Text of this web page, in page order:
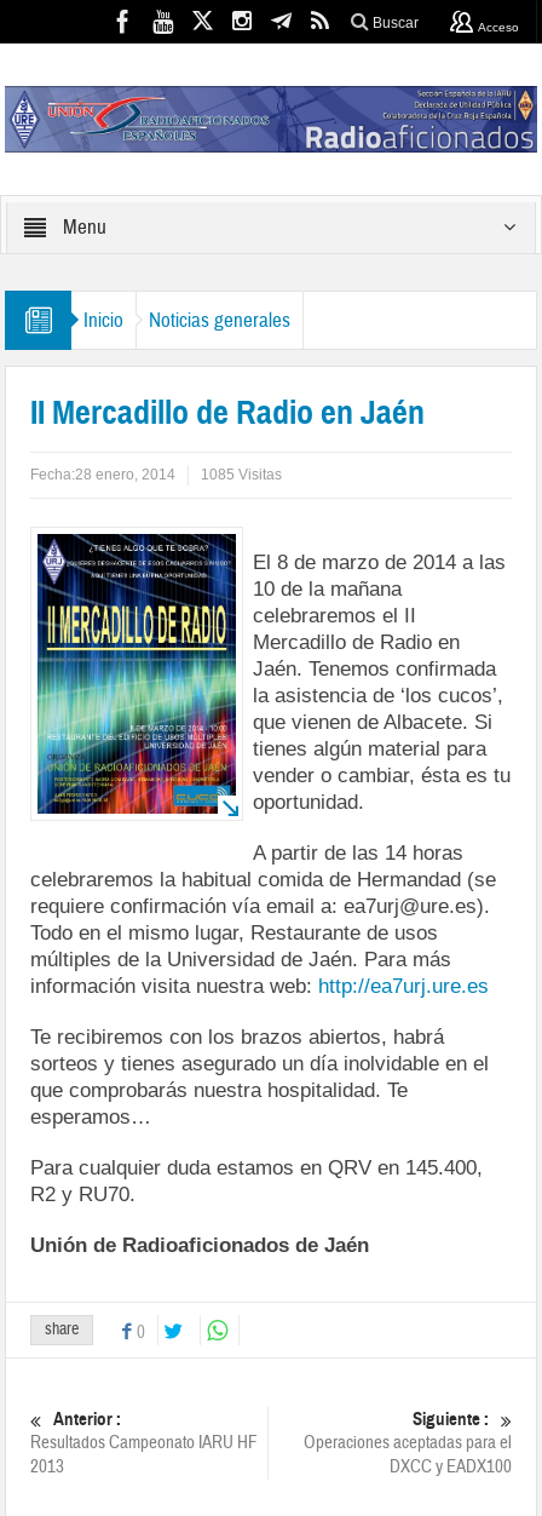
Buscar Acceso
Menu
Inicio Noticias generales
II Mercadillo de Radio en Jaén
Fecha:28 enero, 2014 1085 Visitas
El 8 de marzo de 2014 a las
10 de la mañana
celebraremos el II
Mercadillo de Radio en
Jaén. Tenemos confirmada
la asistencia de ‘los cucos’,
que vienen de Albacete. Si
tienes algún material para
vender o cambiar, ésta es tu
oportunidad.
A partir de las 14 horas
celebraremos la habitual comida de Hermandad (se
requiere confirmación vía email a: ea7urj@ure.es).
Todo en el mismo lugar, Restaurante de usos
múltiples de la Universidad de Jaén. Para más
información visita nuestra web: http://ea7urj.ure.es
Te recibiremos con los brazos abiertos, habrá
sorteos y tienes asegurado un día inolvidable en el
que comprobarás nuestra hospitalidad. Te
esperamos…
Para cualquier duda estamos en QRV en 145.400,
R2 y RU70.
Unión de Radioaficionados de Jaén
share 0
Anterior :
Resultados Campeonato IARU HF
2013
Siguiente :
Operaciones aceptadas para el
DXCC y EADX100